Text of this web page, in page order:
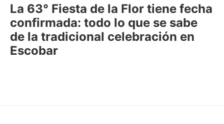
La 63° Fiesta de la Flor tiene fecha
confirmada: todo lo que se sabe
de la tradicional celebración en
Escobar